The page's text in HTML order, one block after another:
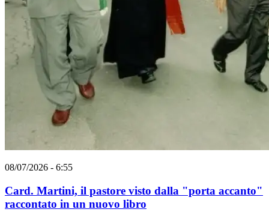
08/07/2026 - 6:55
Card. Martini, il pastore visto dalla "porta accanto"
raccontato in un nuovo libro